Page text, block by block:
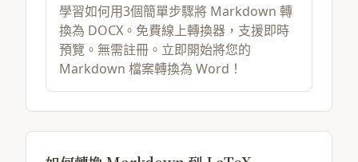
學習如何用3個簡單步驟將 Markdown 轉
換為 DOCX。免費線上轉換器，支援即時
預覽。無需註冊。立即開始將您的
Markdown 檔案轉換為 Word！